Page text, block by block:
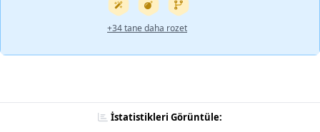
+34 tane daha rozet
İstatistikleri Görüntüle: